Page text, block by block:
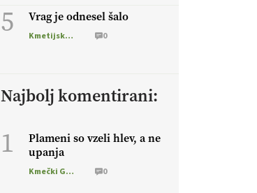
5 Vrag je odnesel šalo
Kmetijska zemljišča 0
Najbolj komentirani:
1
Plameni so vzeli hlev, a ne
upanja
Kmečki Glas 0